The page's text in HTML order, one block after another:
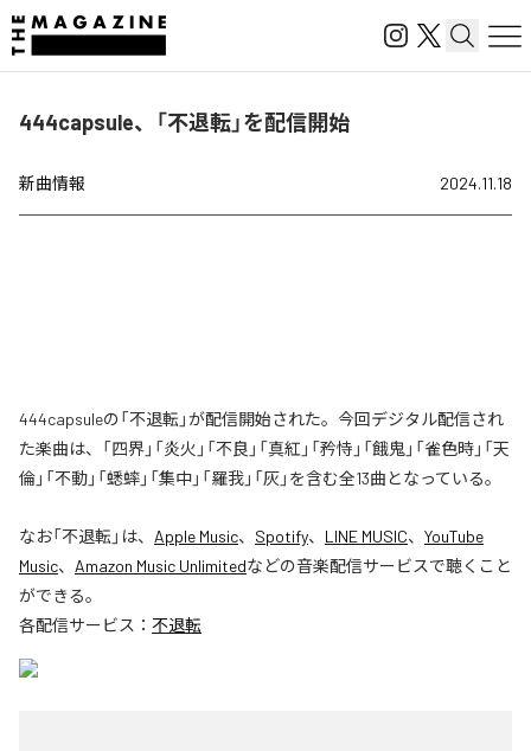
444capsule、「不退転」を配信開始
新曲情報 2024.11.18
444capsuleの「不退転」が配信開始された。今回デジタル配信され
た楽曲は、「四界」「炎火」「不良」「真紅」「矜恃」「餓鬼」「雀色時」「天
倫」「不動」「蟋蟀」「集中」「羅我」「灰」を含む全13曲となっている。
なお「不退転 」は、 Apple Music、 Spotify、 LINE MUSIC、 YouTube
Music、 Amazon Music Unlimitedなどの音楽配信サービスで聴くこと
ができる。
各配信サービス： 不退転